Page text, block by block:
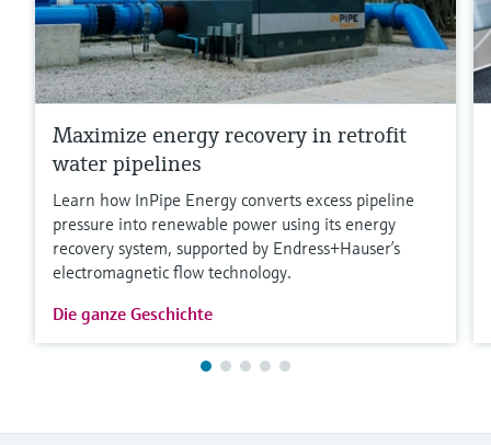
Maximize energy recovery in retrofit
water pipelines
Learn how InPipe Energy converts excess pipeline
pressure into renewable power using its energy
recovery system, supported by Endress+Hauser’s
electromagnetic flow technology.
Die ganze Geschichte